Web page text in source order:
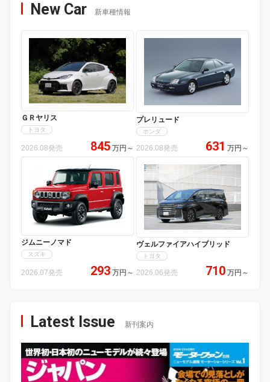
New Car 新車種情報
ＧＲヤリス
トヨタ
2026.08発売 845 万円 ～
プレリュード
ホンダ
2026.08発売 631 万円 ～
ジムニーノマド
スズキ
2026.07発売 293 万円 ～
ヴェルファイアハイブリッド
トヨタ
2026.06発売 710 万円 ～
Latest Issue 新刊案内